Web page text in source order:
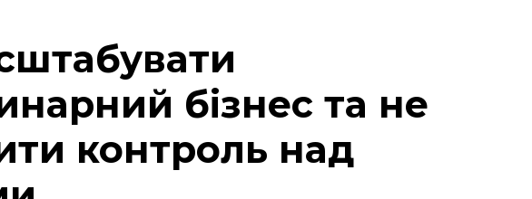
бізнес та не
контроль над